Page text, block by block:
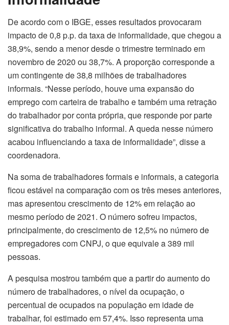
De acordo com o IBGE, esses resultados provocaram
impacto de 0,8 p.p. da taxa de informalidade, que chegou a
38,9%, sendo a menor desde o trimestre terminado em
novembro de 2020 ou 38,7%. A proporção corresponde a
um contingente de 38,8 milhões de trabalhadores
informais. “Nesse período, houve uma expansão do
emprego com carteira de trabalho e também uma retração
do trabalhador por conta própria, que responde por parte
significativa do trabalho informal. A queda nesse número
acabou influenciando a taxa de informalidade”, disse a
coordenadora.
Na soma de trabalhadores formais e informais, a categoria
ficou estável na comparação com os três meses anteriores,
mas apresentou crescimento de 12% em relação ao
mesmo período de 2021. O número sofreu impactos,
principalmente, do crescimento de 12,5% no número de
empregadores com CNPJ, o que equivale a 389 mil
pessoas.
A pesquisa mostrou também que a partir do aumento do
número de trabalhadores, o nível da ocupação, o
percentual de ocupados na população em idade de
trabalhar, foi estimado em 57,4%. Isso representa uma